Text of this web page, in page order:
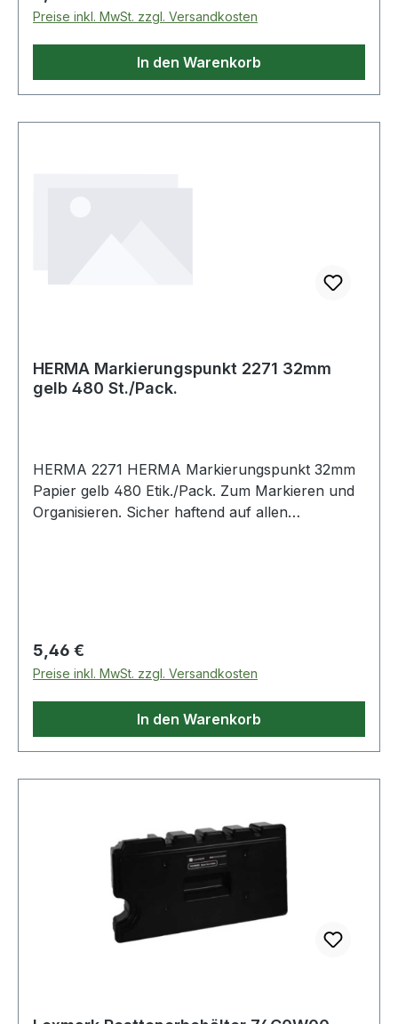
Preise inkl. MwSt. zzgl. Versandkosten
In den Warenkorb
HERMA Markierungspunkt 2271 32mm
gelb 480 St./Pack.
HERMA 2271 HERMA Markierungspunkt 32mm
Papier gelb 480 Etik./Pack. Zum Markieren und
Organisieren. Sicher haftend auf allen
Regulärer Preis:
5,46 €
Preise inkl. MwSt. zzgl. Versandkosten
In den Warenkorb